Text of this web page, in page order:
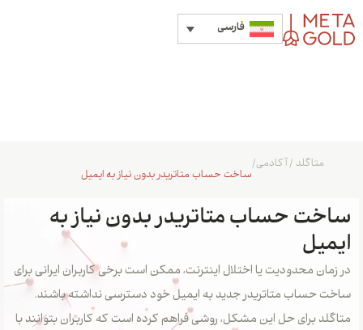
فارسی
ساخت حساب متاتریدر بدون نیاز به ایمیل
متاگلد /آکادمی/
ساخت حساب متاتریدر بدون نیاز به
ایمیل
در زمان محدودیت یا اختلال اینترنت، ممکن است برخی کاربران ایرانی برای
ساخت حساب متاتریدر جدید به ایمیل خود دسترسی نداشته باشند.
متاگلد برای حل این مشکل، روشی فراهم کرده است که کاربران بتوانند با